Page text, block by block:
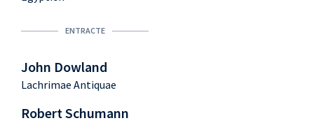
ENTRACTE
John Dowland
Lachrimae Antiquae
Robert Schumann